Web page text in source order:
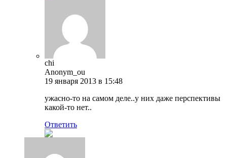
chi
Anonym_ou
19 января 2013 в 15:48
ужасно-то на самом деле..у них даже перспективы
какой-то нет..
Ответить